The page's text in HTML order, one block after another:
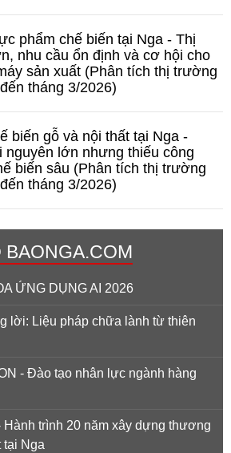
phẩm chế biến tại Nga - Thị
nhu cầu ổn định và cơ hội cho
sản xuất (Phân tích thị trường
tháng 3/2026)
biến gỗ và nội thất tại Nga -
nguyên lớn nhưng thiếu công
biến sâu (Phân tích thị trường
tháng 3/2026)
ỨNG DỤNG AI 2026
lời: Liệu pháp chữa lành từ thiên
- Đào tạo nhân lực ngành hàng
Hành trình 20 năm xây dựng thương
tại Nga